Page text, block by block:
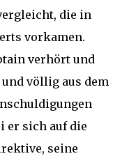
die in
vorkamen.
verhört und
völlig aus dem
er sich auf die
seine